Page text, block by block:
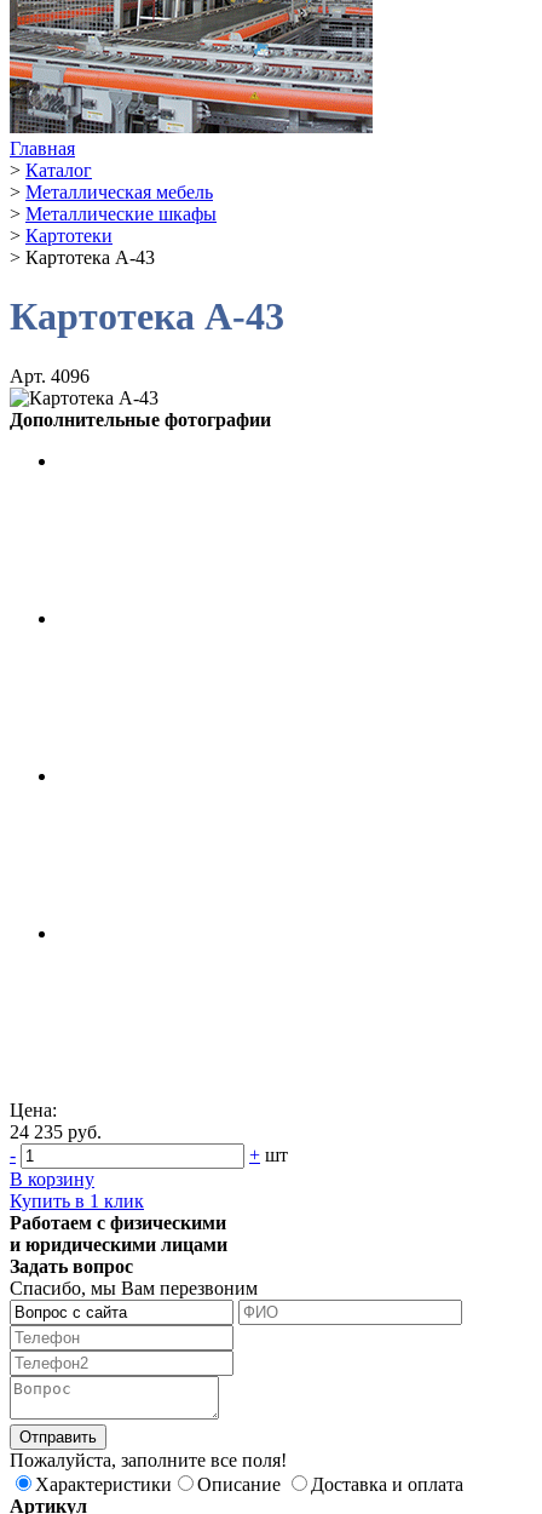
Главная
> Каталог
> Металлическая мебель
> Металлические шкафы
> Картотеки
> Картотека A-43
Картотека A-43
Арт. 4096
Дополнительные фотографии
Цена:
24 235 руб.
-
+ шт
В корзину
Купить в 1 клик
Работаем с физическими
и юридическими лицами
Задать вопрос
Спасибо, мы Вам перезвоним
Пожалуйста, заполните все поля!
Характеристики
Описание
Доставка и оплата
Артикул